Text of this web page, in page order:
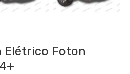
Elétrico Foton